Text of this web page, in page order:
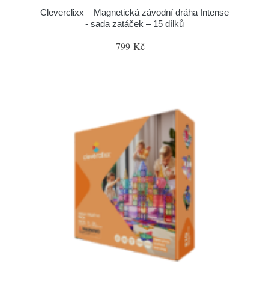
Cleverclixx – Magnetická závodní dráha Intense
- sada zatáček – 15 dílků
799 Kč